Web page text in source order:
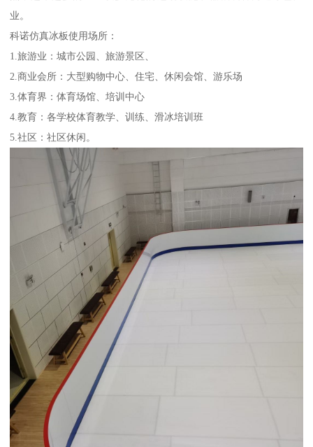
业。
科诺仿真冰板使用场所：
1.旅游业：城市公园、旅游景区、
2.商业会所：大型购物中心、住宅、休闲会馆、游乐场
3.体育界：体育场馆、培训中心
4.教育：各学校体育教学、训练、滑冰培训班
5.社区：社区休闲。